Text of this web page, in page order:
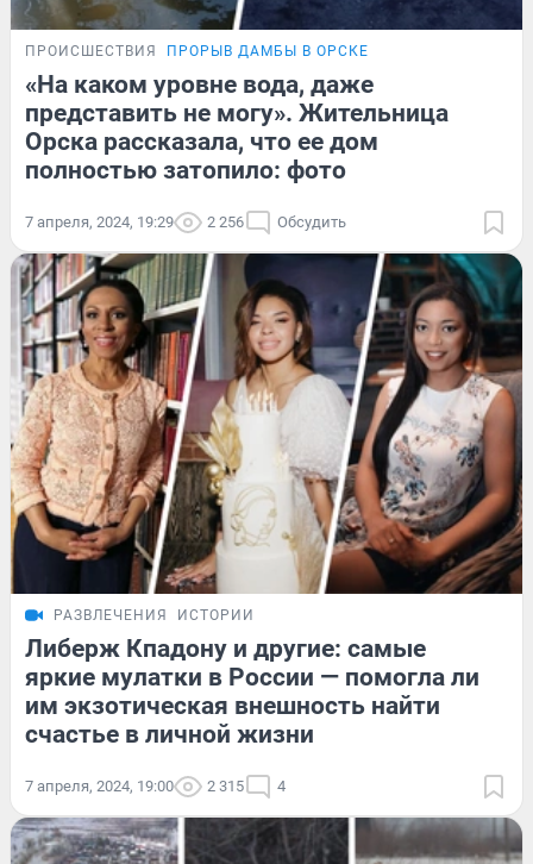
ПРОИСШЕСТВИЯ ПРОРЫВ ДАМБЫ В ОРСКЕ
«На каком уровне вода, даже
представить не могу». Жительница
Орска рассказала, что ее дом
полностью затопило: фото
7 апреля, 2024, 19:29 2 256 Обсудить
РАЗВЛЕЧЕНИЯ ИСТОРИИ
Либерж Кпадону и другие: самые
яркие мулатки в России — помогла ли
им экзотическая внешность найти
счастье в личной жизни
7 апреля, 2024, 19:00 2 315 4